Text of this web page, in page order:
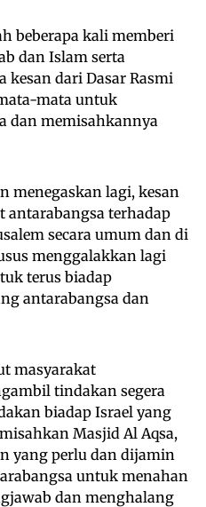
beberapa kali memberi
dan Islam serta
kesan dari Dasar Rasmi
mata untuk
dan memisahkannya
menegaskan lagi, kesan
antarabangsa terhadap
secara umum dan di
menggalakkan lagi
terus biadap
antarabangsa dan
masyarakat
tindakan segera
biadap Israel yang
Masjid Al Aqsa,
yang perlu dan dijamin
untuk menahan
dan menghalang